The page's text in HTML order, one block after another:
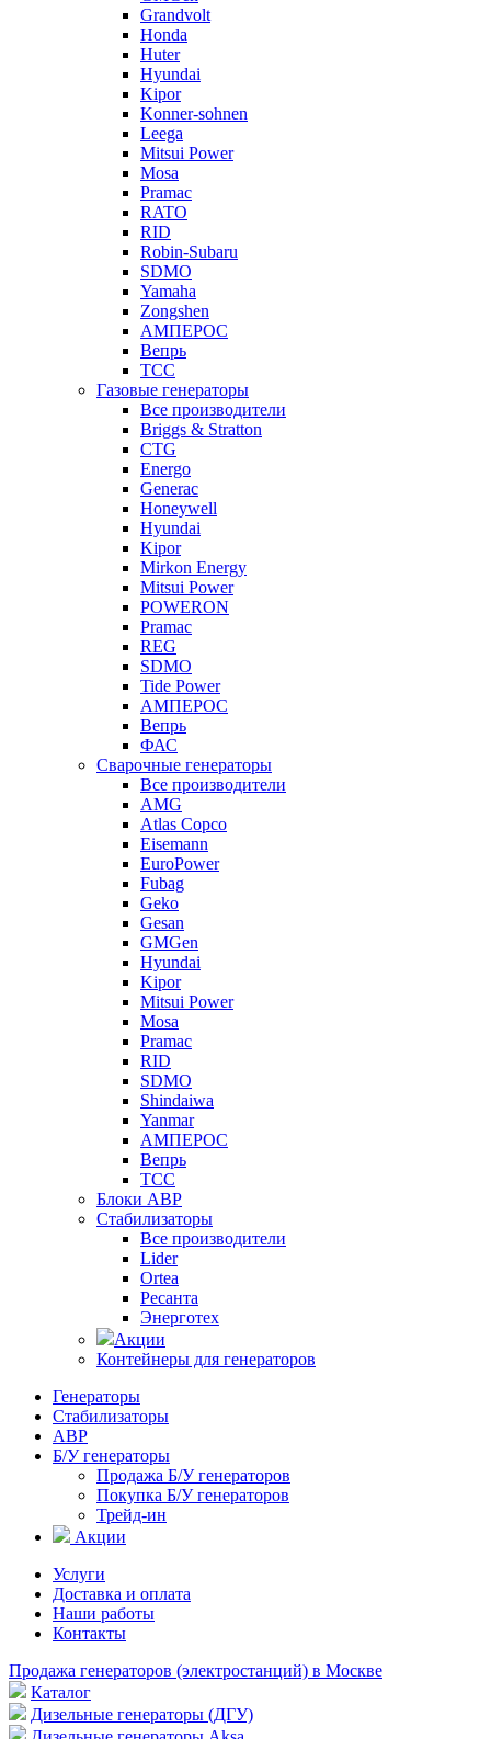
Grandvolt
Honda
Huter
Hyundai
Kipor
Konner-sohnen
Leega
Mitsui Power
Mosa
Pramac
RATO
RID
Robin-Subaru
SDMO
Yamaha
Zongshen
АМПЕРОС
Вепрь
ТСС
Газовые генераторы
Все производители
Briggs & Stratton
CTG
Energo
Generac
Honeywell
Hyundai
Kipor
Mirkon Energy
Mitsui Power
POWERON
Pramac
REG
SDMO
Tide Power
АМПЕРОС
Вепрь
ФАС
Сварочные генераторы
Все производители
AMG
Atlas Copco
Eisemann
EuroPower
Fubag
Geko
Gesan
GMGen
Hyundai
Kipor
Mitsui Power
Mosa
Pramac
RID
SDMO
Shindaiwa
Yanmar
АМПЕРОС
Вепрь
ТСС
Блоки АВР
Стабилизаторы
Все производители
Lider
Ortea
Ресанта
Энерготех
Акции
Контейнеры для генераторов
Генераторы
Стабилизаторы
АВР
Б/У генераторы
Продажа Б/У генераторов
Покупка Б/У генераторов
Трейд-ин
Акции
Услуги
Доставка и оплата
Наши работы
Контакты
Продажа генераторов (электростанций) в Москве
Каталог
Дизельные генераторы (ДГУ)